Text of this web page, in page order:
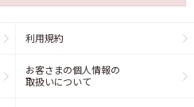
利用規約
お客さまの個人情報の
取扱いについて